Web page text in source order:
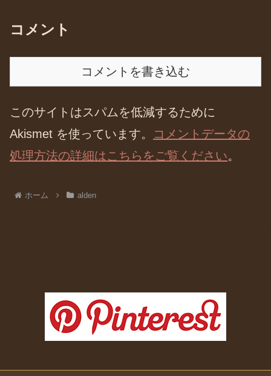
コメント
コメントを書き込む
このサイトはスパムを低減するために
Akismet を使っています。
コメントデータの
処理方法の詳細はこちらをご覧ください。
ホーム alden